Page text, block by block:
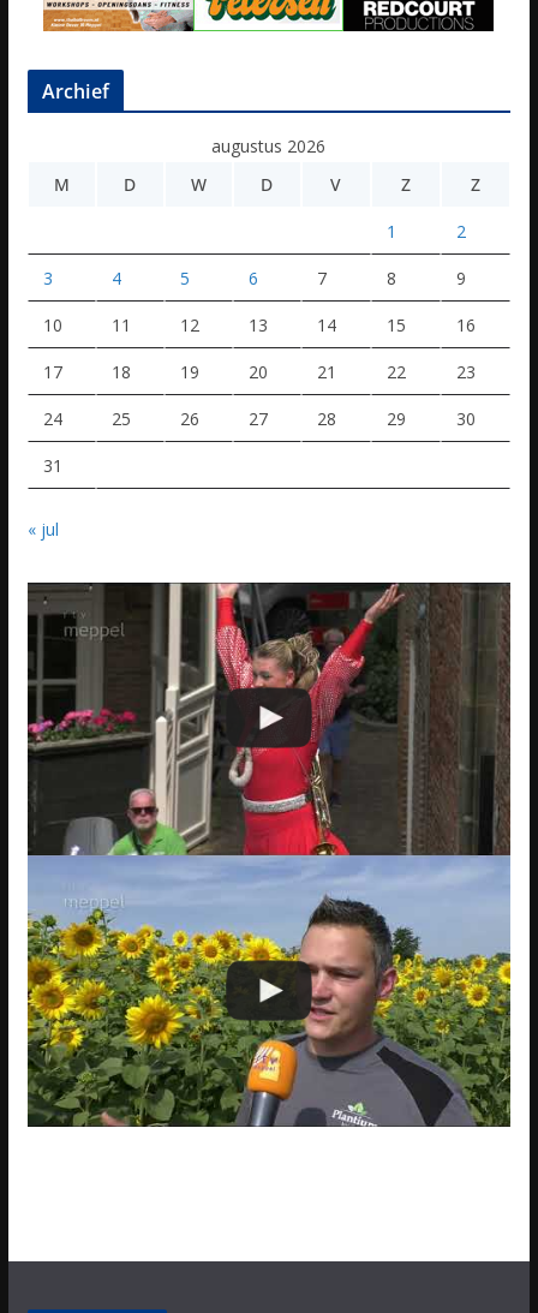
Archief
augustus 2026
M
D W D V Z Z
1 2
3 4 5 6 7 8 9
10 11 12 13 14 15 16
17 18 19 20 21 22 23
24 25 26 27 28 29 30
31
« jul